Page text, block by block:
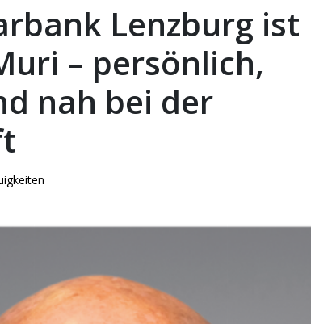
Lenzburg ist
– persönlich,
nah bei der